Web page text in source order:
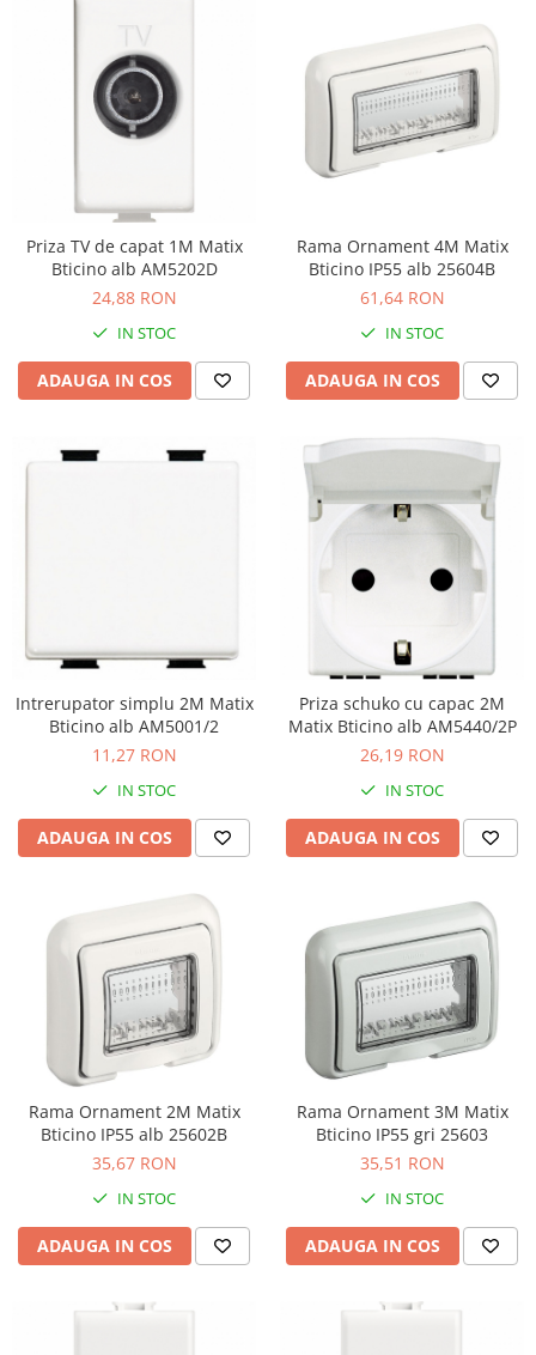
Priza TV de capat 1M Matix
Bticino alb AM5202D
24,88 RON
IN STOC
ADAUGA IN COS
Rama Ornament 4M Matix
Bticino IP55 alb 25604B
61,64 RON
IN STOC
ADAUGA IN COS
Intrerupator simplu 2M Matix
Bticino alb AM5001/2
11,27 RON
IN STOC
ADAUGA IN COS
Priza schuko cu capac 2M
Matix Bticino alb AM5440/2P
26,19 RON
IN STOC
ADAUGA IN COS
Rama Ornament 2M Matix
Bticino IP55 alb 25602B
35,67 RON
IN STOC
ADAUGA IN COS
Rama Ornament 3M Matix
Bticino IP55 gri 25603
35,51 RON
IN STOC
ADAUGA IN COS